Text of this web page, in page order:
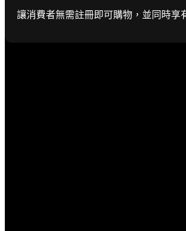
讓消費者無需註冊即可購物，並同時享